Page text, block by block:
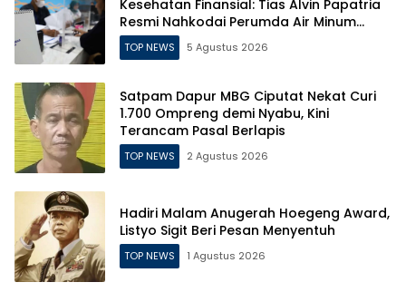
Kesehatan Finansial: Tias Alvin Papatria
Resmi Nahkodai Perumda Air Minum
Surabaya
TOP NEWS 5 Agustus 2026
Satpam Dapur MBG Ciputat Nekat Curi
1.700 Ompreng demi Nyabu, Kini
Terancam Pasal Berlapis
TOP NEWS 2 Agustus 2026
Hadiri Malam Anugerah Hoegeng Award,
Listyo Sigit Beri Pesan Menyentuh
TOP NEWS 1 Agustus 2026